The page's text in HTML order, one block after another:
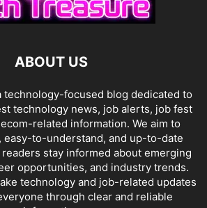
ABOUT US
technology-focused blog dedicated to
technology news, job alerts, job fest
related information. We aim to
easy-to-understand, and up-to-date
stay informed about emerging
opportunities, and industry trends.
technology and job-related updates
through clear and reliable